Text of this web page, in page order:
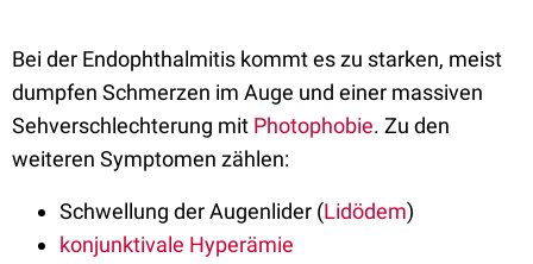
Bei der Endophthalmitis kommt es zu starken, meist
dumpfen Schmerzen im Auge und einer massiven
Sehverschlechterung mit Photophobie. Zu den
weiteren Symptomen zählen:
Schwellung der Augenlider (Lidödem)
konjunktivale Hyperämie